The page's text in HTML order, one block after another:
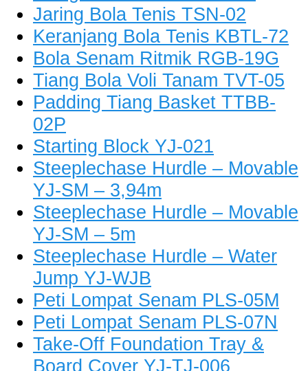
Jaring Bola Tenis TSN-02
Keranjang Bola Tenis KBTL-72
Bola Senam Ritmik RGB-19G
Tiang Bola Voli Tanam TVT-05
Padding Tiang Basket TTBB-
02P
Starting Block YJ-021
Steeplechase Hurdle – Movable
YJ-SM – 3,94m
Steeplechase Hurdle – Movable
YJ-SM – 5m
Steeplechase Hurdle – Water
Jump YJ-WJB
Peti Lompat Senam PLS-05M
Peti Lompat Senam PLS-07N
Take-Off Foundation Tray &
Board Cover YJ-TJ-006